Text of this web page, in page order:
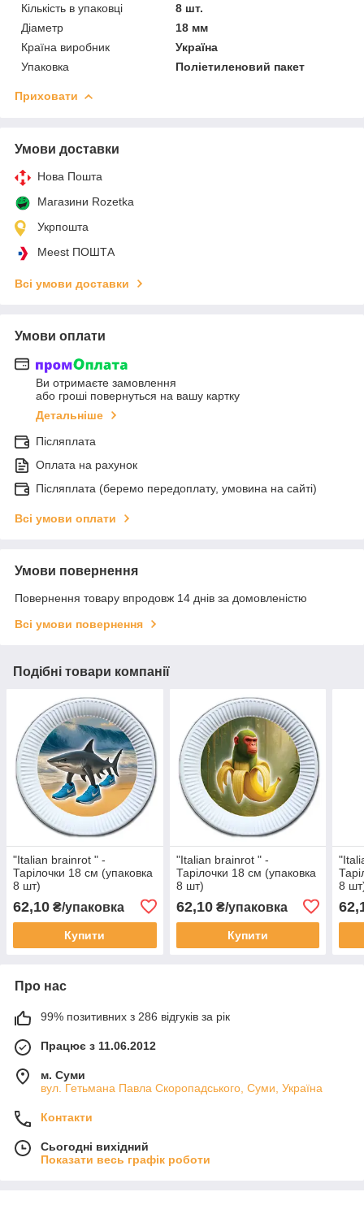
Кількість в упаковці
8 шт.
Діаметр
18 мм
Країна виробник
Україна
Упаковка
Поліетиленовий пакет
Приховати
Умови доставки
Нова Пошта
Магазини Rozetka
Укрпошта
Meest ПОШТА
Всі умови доставки
Умови оплати
Ви отримаєте замовлення
або гроші повернуться на вашу картку
Детальніше
Післяплата
Оплата на рахунок
Післяплата (беремо передоплату, умовина на сайті)
Всі умови оплати
Умови повернення
Повернення товару впродовж 14 днів за домовленістю
Всі умови повернення
Подібні товари компанії
"Italian brainrot " -
Тарілочки 18 см (упаковка
8 шт)
62,10 ₴/упаковка
Купити
"Italian brainrot " -
Тарілочки 18 см (упаковка
8 шт)
62,10₴/упаковка
Купити
8
Про нас
99% позитивних з 286 відгуків за рік
Працює з 11.06.2012
м. Суми
вул. Гетьмана Павла Скоропадського, Суми, Україна
Контакти
Сьогодні вихідний
Показати весь графік роботи